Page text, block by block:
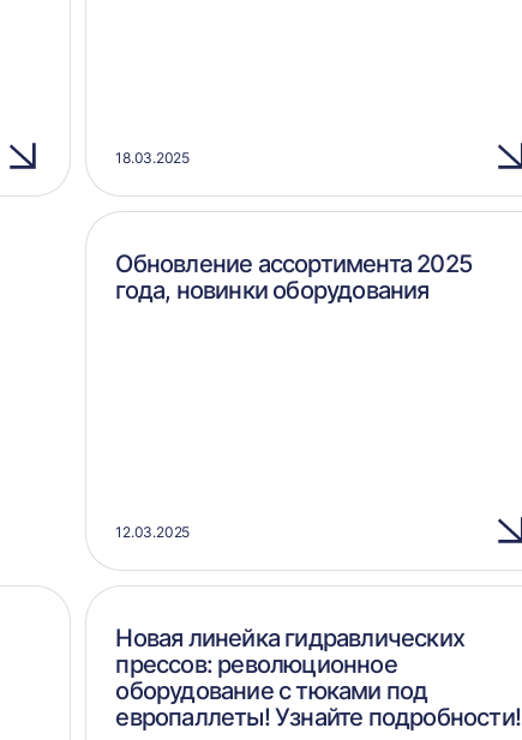
18.03.2025
Обновление ассортимента 2025
года, новинки оборудования
12.03.2025
Новая линейка гидравлических
прессов: революционное
оборудование с тюками под
европаллеты! Узнайте подробности!